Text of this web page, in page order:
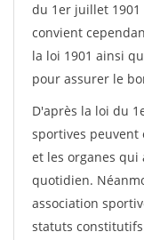
du 1er juillet 1901
convient
la loi 1901 ainsi
pour assurer le
D'après la loi du
sportives
et les organes
quotidien.
association
statuts